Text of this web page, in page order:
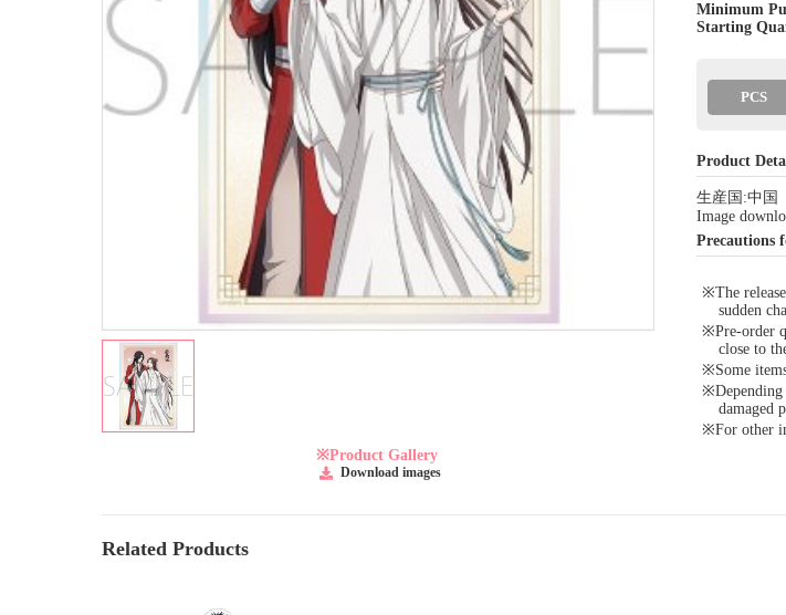
※Product Gallery
Download images
Minimum
Starting
PCS
Product
生産国:中国
Image
Precautions
※The
sudden
※Pre-order
close to
※Some
※Depending
damaged
※For other
Related Products